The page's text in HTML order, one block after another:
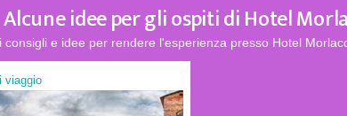
Alcune idee per gli ospiti di Hotel
consigli e idee per rendere l'esperienza presso Hotel
viaggio